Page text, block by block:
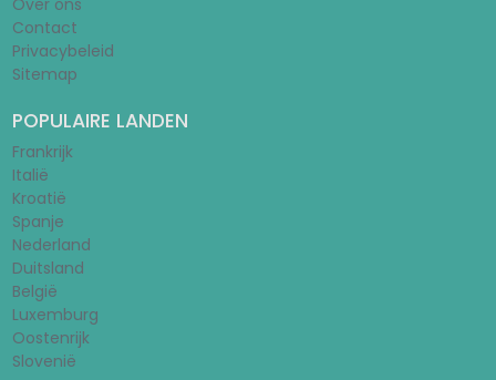
Over ons
Contact
Privacybeleid
Sitemap
POPULAIRE LANDEN
Frankrijk
Italië
Kroatië
Spanje
Nederland
Duitsland
België
Luxemburg
Oostenrijk
Slovenië